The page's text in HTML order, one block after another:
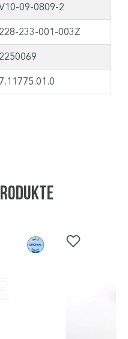
09-0809-2
228-233-001-003Z
2250069
7.11775.01.0